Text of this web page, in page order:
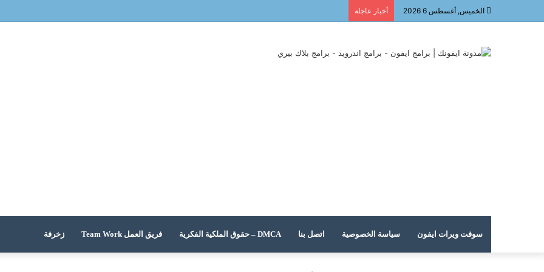
الخميس, أغسطس 6 2026 أخبار عاجلة
سوفت ويرات ايفون سياسة الخصوصية اتصل بنا DMCA – حقوق الملكية الفكرية فريق العمل Team Work زخرفة